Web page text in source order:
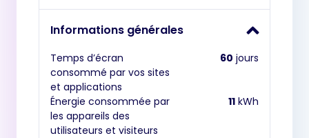
Informations générales
Temps d’écran
consommé par vos sites
et applications
60 jours
Énergie consommée par
les appareils des
utilisateurs et visiteurs
11 kWh